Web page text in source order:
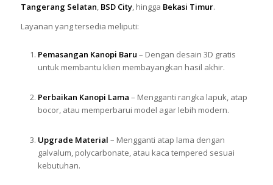
Tangerang Selatan BSD City, hingga Bekasi Timur.
Layanan yang tersedia meliputi:
Pemasangan Kanopi Baru – Dengan desain 3D gratis
untuk membantu klien membayangkan hasil akhir.
Perbaikan Kanopi Lama – Mengganti rangka lapuk, atap
bocor, atau memperbarui model agar lebih modern.
Upgrade Material – Mengganti atap lama dengan
galvalum, polycarbonate, atau kaca tempered sesuai
kebutuhan.